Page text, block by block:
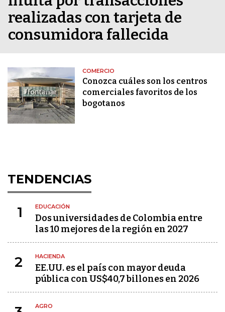
realizadas con tarjeta de
consumidora fallecida
COMERCIO
Conozca cuáles son los centros
comerciales favoritos de los
bogotanos
TENDENCIAS
1 EDUCACIÓN
Dos universidades de Colombia entre
las 10 mejores de la región en 2027
2 HACIENDA
EE.UU. es el país con mayor deuda
pública con US$40,7 billones en 2026
AGRO